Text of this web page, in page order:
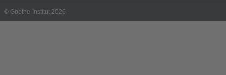
© Goethe-Institut 2026